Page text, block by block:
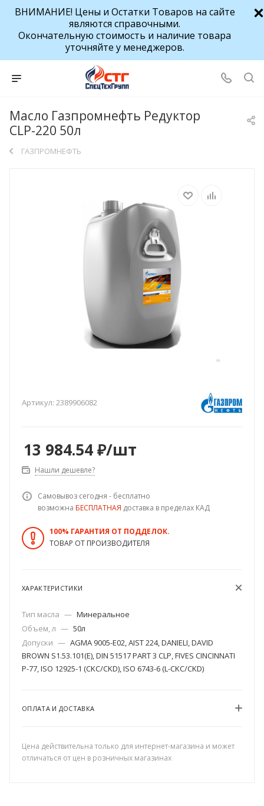
ВНИМАНИЕ! Цены и Остатки Товаров на сайте
являются справочными.
Окончательную стоимость и наличие товара
уточняйте у менеджеров.
Масло Газпромнефть Редуктор
CLP-220 50л
ГАЗПРОМНЕФТЬ
Артикул: 2389906082
13 984.54₽/шт
Нашли дешевле?
Самовывоз сегодня - бесплатно
возможна БЕСПЛАТНАЯ доставка в пределах КАД
100% ГАРАНТИЯ ОТ ПОДДЕЛОК.
ТОВАР ОТ ПРОИЗВОДИТЕЛЯ
ХАРАКТЕРИСТИКИ
Тип масла — Минеральное
Объем, л — 50л
Допуски — AGMA 9005-E02, AIST 224, DANIELI, DAVID
BROWN S1.53.101(E), DIN 51517 PART 3 CLP, FIVES CINCINNATI
P-77, ISO 12925-1 (CKC/CKD), ISO 6743-6 (L-CKC/CKD)
ОПЛАТА И ДОСТАВКА
Цена действительна только для интернет-магазина и может
отличаться от цен в розничных магазинах